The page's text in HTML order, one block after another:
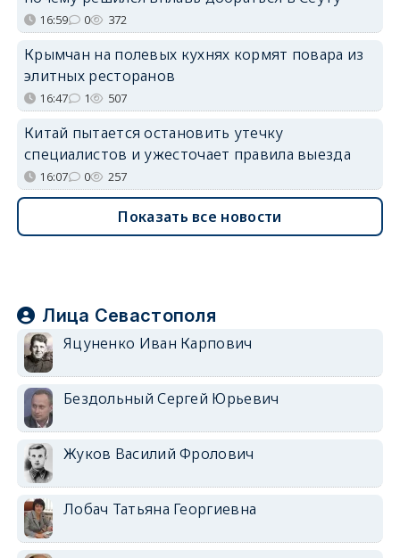
16:59 0 372
Крымчан на полевых кухнях кормят повара из
элитных ресторанов
16:47 1 507
Китай пытается остановить утечку
специалистов и ужесточает правила выезда
16:07 0 257
Показать все новости
Лица Севастополя
Яцуненко Иван Карпович
Бездольный Сергей Юрьевич
Жуков Василий Фролович
Лобач Татьяна Георгиевна